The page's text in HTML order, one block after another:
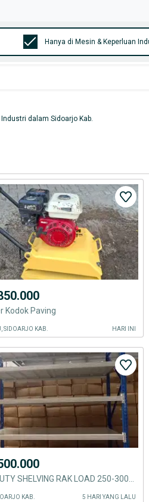
dalam Sidoarjo Kab.
Kodok Paving
SIDOARJO KAB. HARI INI
KAB. 5 HARI YANG LALU